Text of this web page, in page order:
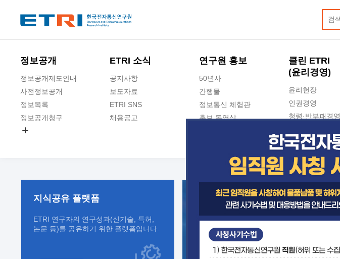
정보공개
정보공개제도안내
사전정보공개
정보목록
정보공개청구
ETRI 소식
공지사항
보도자료
ETRI SNS
채용공고
연구원 홍보
50년사
간행물
정보통신 체험관
홍보 동영상
클린 ETRI
(윤리경영)
윤리헌장
인권경영
청렴·반부패경영
청렴포털 신고
수의계약 현황
부패징계 현황
감사결과공개
지식공유 플랫폼
ETRI 연구자의 연구성과(신기술, 특허,
논문 등)를 공유하기 위한 플랫폼입니다.